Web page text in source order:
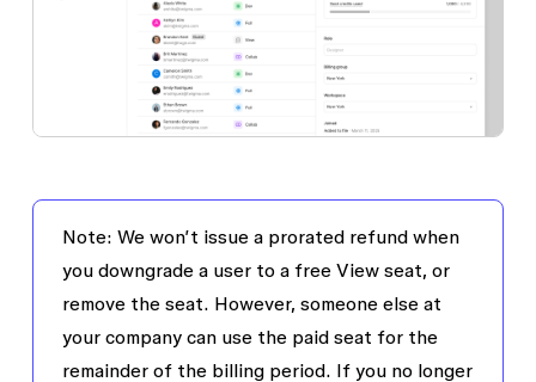
Note: We won’t issue a prorated refund when
you downgrade a user to a free View seat, or
remove the seat. However, someone else at
your company can use the paid seat for the
remainder of the billing period. If you no longer